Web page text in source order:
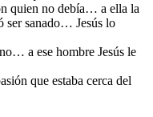
quien no debía… a ella la
ser sanado… Jesús lo
a ese hombre Jesús le
que estaba cerca del